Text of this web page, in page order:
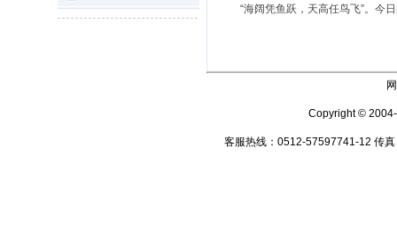
“海阔凭鱼跃，天高任鸟飞”。今
Copyright ©
客服热线：0512-57597741-12 传